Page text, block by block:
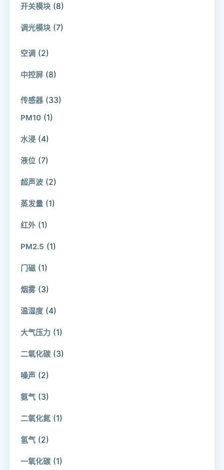
开关模块 (8)
调光模块 (7)
空调 (2)
中控屏 (8)
传感器 (33)
PM10 (1)
水浸 (4)
液位 (7)
超声波 (2)
蒸发量 (1)
红外 (1)
PM2.5 (1)
门磁 (1)
烟雾 (3)
温湿度 (4)
大气压力 (1)
二氧化碳 (3)
噪声 (2)
氨气 (3)
二氧化氮 (1)
氢气 (2)
一氧化碳 (1)